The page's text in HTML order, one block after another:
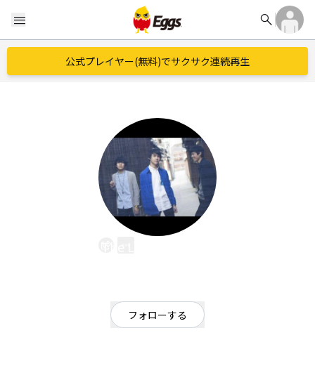
menu search
公式プレイヤー(無料)でサクサク連続再生
フォローする